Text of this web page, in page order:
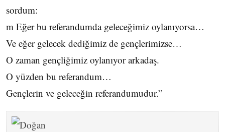
sordum:
m Eğer bu referandumda geleceğimiz oylanıyorsa…
Ve eğer gelecek dediğimiz de gençlerimizse…
O zaman gençliğimiz oylanıyor arkadaş.
O yüzden bu referandum…
Gençlerin ve geleceğin referandumudur.”